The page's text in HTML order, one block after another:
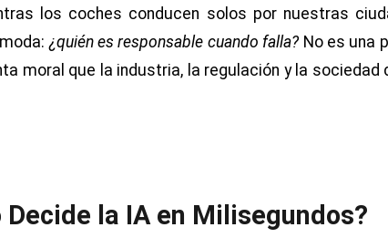
los coches conducen solos por nuestras
¿quién es responsable cuando falla? No es una
moral que la industria, la regulación y la sociedad
Decide la IA en Milisegundos?